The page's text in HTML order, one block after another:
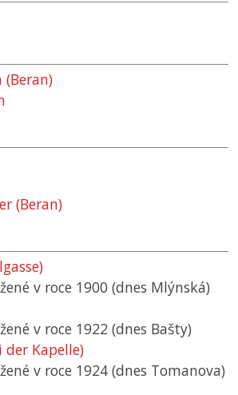
(Beran)
(Beran)
v roce 1900 (dnes Mlýnská)
v roce 1922 (dnes Bašty)
der Kapelle)
v roce 1924 (dnes Tomanova)